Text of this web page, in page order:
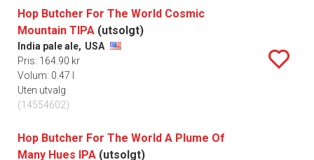
Hop Butcher For The World Cosmic
Mountain TIPA (utsolgt)
India pale ale, USA
Pris: 164.90 kr
Volum: 0.47 l
Uten utvalg
(14554602)
Hop Butcher For The World A Plume Of
Many Hues IPA (utsolgt)